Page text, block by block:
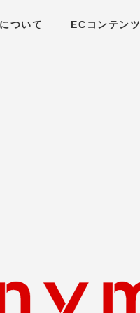
ついて ECコンテンツ